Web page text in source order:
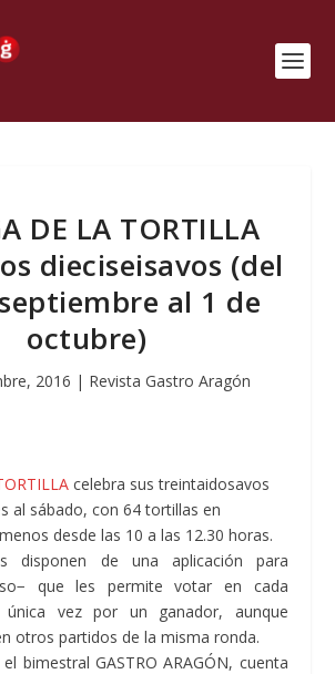
DE LA TORTILLA
dieciseisavos (del
al 1 de
octubre)
2016 | Revista Gastro Aragón
celebra sus treintaidosavos
al sábado, con 64 tortillas en
desde las 10 a las 12.30 horas.
disponen de una aplicación para
que les permite votar en cada
única vez por un ganador, aunque
otros partidos de la misma ronda.
bimestral GASTRO ARAGÓN, cuenta